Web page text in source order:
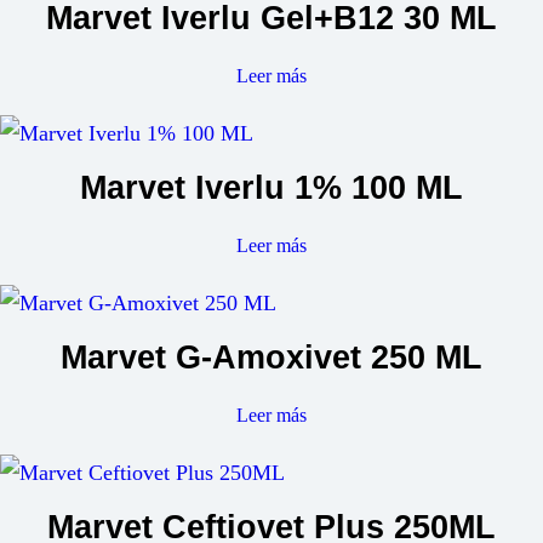
Marvet Iverlu Gel+B12 30 ML
Leer más
Marvet Iverlu 1% 100 ML
Leer más
Marvet G-Amoxivet 250 ML
Leer más
Marvet Ceftiovet Plus 250ML